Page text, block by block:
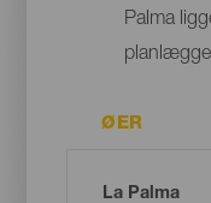
Palma
ØER